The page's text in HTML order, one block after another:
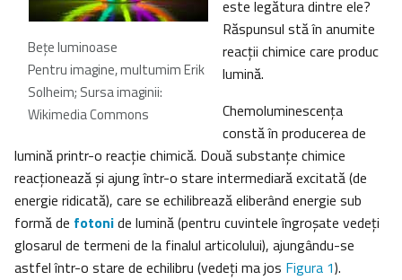
Beţe luminoase
Pentru imagine, multumim Erik
Solheim; Sursa imaginii:
Wikimedia Commons
este legătura dintre ele?
Răspunsul stă în anumite
reacţii chimice care produc
lumină.
Chemoluminescenţa
constă în producerea de
lumină printr-o reacţie chimică. Două substanţe chimice
reacţionează şi ajung într-o stare intermediară excitată (de
energie ridicată), care se echilibrează eliberând energie sub
formă de fotonide lumină (pentru cuvintele îngroşate vedeţi
glosarul de termeni de la finalul articolului), ajungându-se
astfel într-o stare de echilibru (vedeţi ma jos Figura 1).